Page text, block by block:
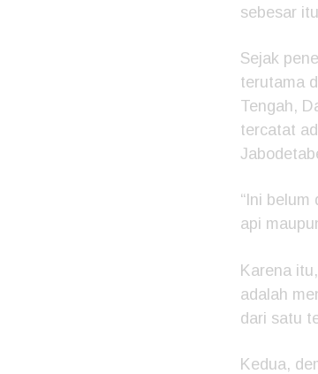
sebesar
Sejak
terutama
Tengah,
tercatat
“Ini
api
Karena
adalah
dari satu
Kedua,